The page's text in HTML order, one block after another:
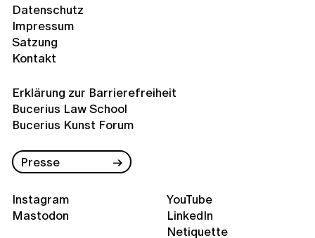
Datenschutz
Impressum
Satzung
Kontakt
Erklärung zur Barrierefreiheit
Bucerius Law School
Bucerius Kunst Forum
Presse
Instagram
Mastodon
YouTube
LinkedIn
Netiquette